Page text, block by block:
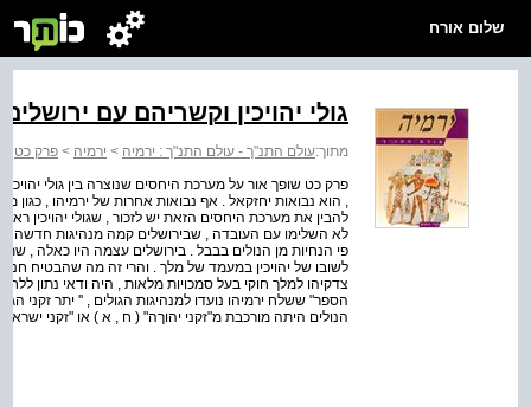
שלום אורח
גולי יהויכין וקשריהם עם ירושלים
מתוך:עולם התנ"ך - עולם התנ"ך : ירמיה > ירמיה > פרק כט
פרק כט שופך אור על מערכת היחסים שנוצרה בין גולי
, הוא נבואות יחזקאל . אף נבואות אחרות של ירמיהו ,
להבין את מערכת היחסים הזאת יש לזכור , שגולי יהויכין
לא השלימו עם העובדה , שבירושלים קמה מנהיגות חדשה ,
פי הנחיות מן הנולים בבבל . בירושלים עצמה היו כאלה ,
לשובו של יהויכין במעמד של מלך . והרי זה מה שהבטיח
צדקיהו למלך חוקי בעל סמכויות מלאות , היה ודאי נתון
הספר" ששלח ירמיהו נועדו למנהיגות הגולים , '' יתר זקני
הנולים היתה מורכבת מ"זקני יהוךה" ( ח , א ) או "זקני